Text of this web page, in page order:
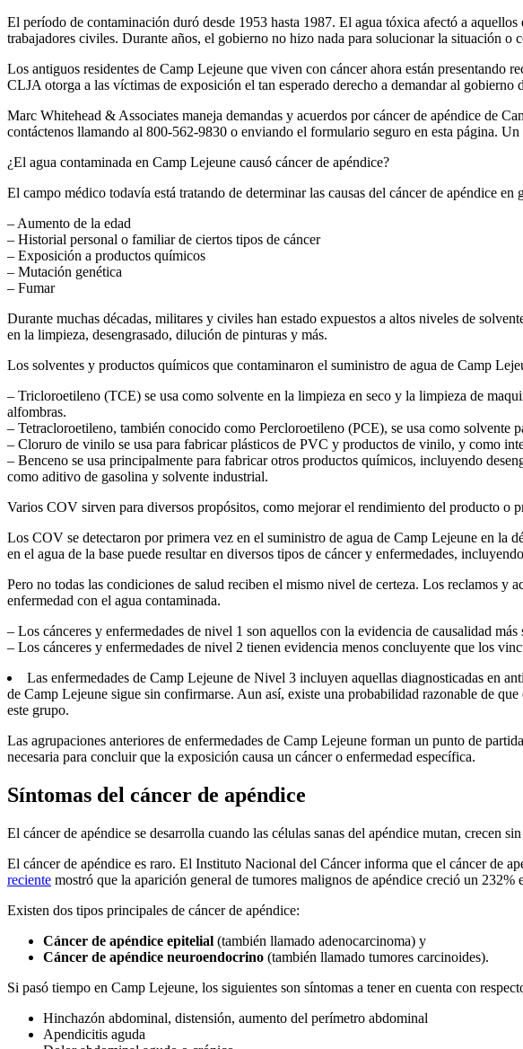
El período de contaminación duró desde 1953 hasta 1987. El agua tóxica afectó a
trabajadores civiles. Durante años, el gobierno no hizo nada para solucionar la situación o
Los antiguos residentes de Camp Lejeune que viven con cáncer ahora están
CLJA otorga a las víctimas de exposición el tan esperado derecho a demandar al gobierno
Marc Whitehead & Associates maneja demandas y acuerdos por cáncer de apéndice de
contáctenos llamando al 800-562-9830 o enviando el formulario seguro en esta página.
¿El agua contaminada en Camp Lejeune causó cáncer de apéndice?
El campo médico todavía está tratando de determinar las causas del cáncer de apéndice
– Aumento de la edad
– Historial personal o familiar de ciertos tipos de cáncer
– Exposición a productos químicos
– Mutación genética
– Fumar
Durante muchas décadas, militares y civiles han estado expuestos a altos niveles de
en la limpieza, desengrasado, dilución de pinturas y más.
Los solventes y productos químicos que contaminaron el suministro de agua de Camp
– Tricloroetileno (TCE) se usa como solvente en la limpieza en seco y la limpieza de
alfombras.
– Tetracloroetileno, también conocido como Percloroetileno (PCE), se usa como solvente
– Cloruro de vinilo se usa para fabricar plásticos de PVC y productos de vinilo, y como
– Benceno se usa principalmente para fabricar otros productos químicos, incluyendo
como aditivo de gasolina y solvente industrial.
Varios COV sirven para diversos propósitos, como mejorar el rendimiento del producto o
Los COV se detectaron por primera vez en el suministro de agua de Camp Lejeune en la
en el agua de la base puede resultar en diversos tipos de cáncer y enfermedades,
Pero no todas las condiciones de salud reciben el mismo nivel de certeza. Los reclamos y
enfermedad con el agua contaminada.
– Los cánceres y enfermedades de nivel 1 son aquellos con la evidencia de causalidad
– Los cánceres y enfermedades de nivel 2 tienen evidencia menos concluyente que los
Las enfermedades de Camp Lejeune de Nivel 3 incluyen aquellas diagnosticadas en
de Camp Lejeune sigue sin confirmarse. Aun así, existe una probabilidad razonable de
este grupo.
Las agrupaciones anteriores de enfermedades de Camp Lejeune forman un punto de
necesaria para concluir que la exposición causa un cáncer o enfermedad específica.
Síntomas del cáncer de apéndice
El cáncer de apéndice se desarrolla cuando las células sanas del apéndice mutan, crecen
El cáncer de apéndice es raro. El Instituto Nacional del Cáncer informa que el cáncer de
reciente mostró que la aparición general de tumores malignos de apéndice creció un 232%
Existen dos tipos principales de cáncer de apéndice:
Cáncer de apéndice epitelial (también llamado adenocarcinoma) y
Cáncer de apéndice neuroendocrino (también llamado tumores carcinoides).
Si pasó tiempo en Camp Lejeune, los siguientes son síntomas a tener en cuenta con
Hinchazón abdominal, distensión, aumento del perímetro abdominal
Apendicitis aguda